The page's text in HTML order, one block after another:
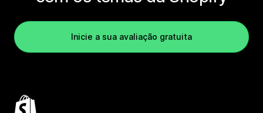
Inicie a sua avaliação gratuita